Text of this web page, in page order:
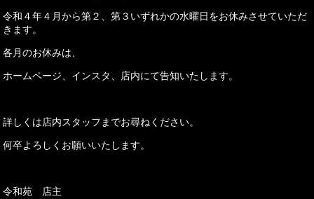
令和４年４月から第２、第３いずれかの水曜日をお休みさせていただ
きます。
各月のお休みは、
ホームページ、インスタ、店内にて告知いたします。
詳しくは店内スタッフまでお尋ねください。
何卒よろしくお願いいたします。
令和苑 店主